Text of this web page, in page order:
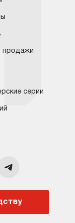
646-09-31
продажи
серии